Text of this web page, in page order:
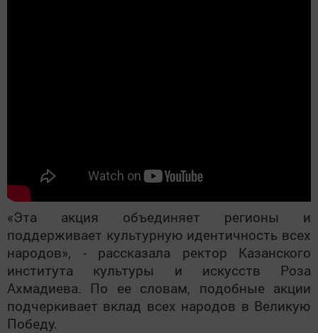
«Эта акция объединяет регионы и
поддерживает культурную идентичность всех
народов», - рассказала ректор Казанского
института культуры и искусств Роза
Ахмадиева. По ее словам, подобные акции
подчеркивает вклад всех народов в Великую
Победу.